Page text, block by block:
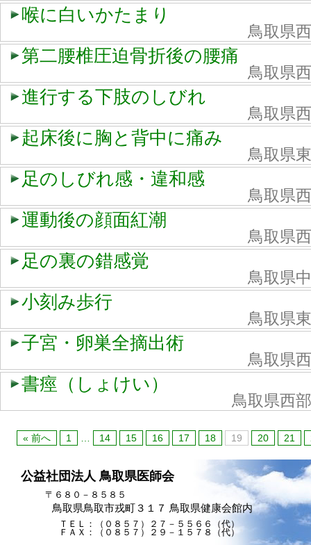
喉に白いかたまり
鳥取県
第二腰椎圧迫骨折後の腰痛
鳥取県
進行する下肢のしびれ
鳥取県
起床後に胸と背中に痛み
鳥取県
足のしびれ感・違和感
鳥取県
運動後の顔面紅潮
鳥取県
足の裏の錯感覚
鳥取県
小刻み歩行
鳥取県
子宮・卵巣全摘出術
鳥取県
書痙（しょけい）
鳥取県西
« 前へ 1 14 15 16 17 18 19 20 21
公益社団法人 鳥取県医師会
〒６８０－８５８５
鳥取県鳥取市戎町３１７ 鳥取県健康会館内
ＴＥＬ：（０８５７）２７－５５６６（代）
ＦＡＸ：（０８５７）２９－１５７８（代）